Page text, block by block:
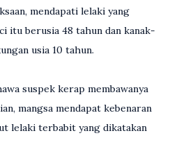
mendapati lelaki yang
itu berusia 48 tahun dan kanak-
usia 10 tahun.
suspek kerap membawanya
mangsa mendapat kebenaran
lelaki terbabit yang dikatakan